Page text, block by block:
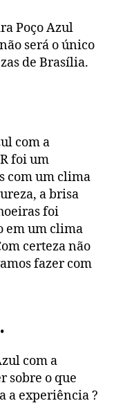
Poço Azul
será o único
de Brasília.
com a
foi um
com um clima
a brisa
foi
em um clima
certeza não
fazer com
com a
sobre o que
a experiência ?